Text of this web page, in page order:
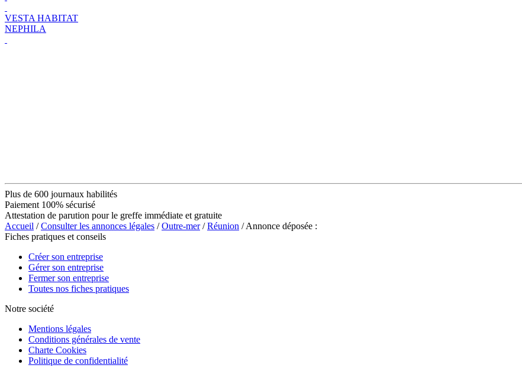
VESTA HABITAT
NEPHILA
Plus de 600 journaux habilités
Paiement 100% sécurisé
Attestation de parution pour le greffe immédiate et gratuite
Accueil /Consulter les annonces légales /Outre-mer/Réunion / Annonce déposée :
Fiches pratiques et conseils
Créer son entreprise
Gérer son entreprise
Fermer son entreprise
Toutes nos fiches pratiques
Notre société
Mentions légales
Conditions générales de vente
Charte Cookies
Politique de confidentialité